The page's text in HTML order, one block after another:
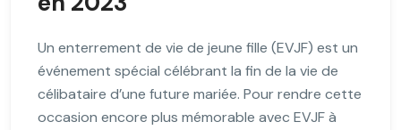
Un enterrement de vie de jeune fille (EVJF) est un
événement spécial célébrant la fin de la vie de
célibataire d’une future mariée. Pour rendre cette
occasion encore plus mémorable avec EVJF à